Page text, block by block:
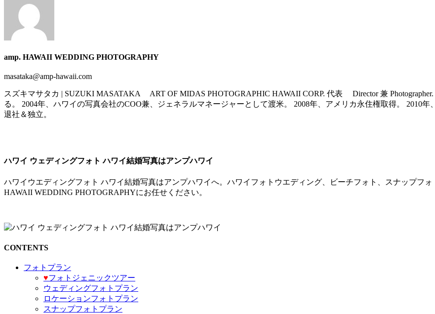
amp. HAWAII WEDDING PHOTOGRAPHY
masataka@amp-hawaii.com
スズキマサタカ | SUZUKI MASATAKA ART OF MIDAS PHOTOGRAPHIC HAWAII CORP. 代表 Director 兼
る。 2004年、ハワイの写真会社のCOO兼、ジェネラルマネージャーとして渡米。 2008年、アメリカ永住権取得。 2010
退社＆独立。
ハワイ ウェディングフォト ハワイ結婚写真はアンプハワイ
ハワイウエディングフォト ハワイ結婚写真はアンプハワイへ。ハワイフォトウエディング、ビーチフォト、スナップフ
HAWAII WEDDING PHOTOGRAPHYにお任せください。
CONTENTS
フォトプラン
♥️フォトジェニックツアー
ウェディングフォトプラン
ロケーションフォトプラン
スナップフォトプラン